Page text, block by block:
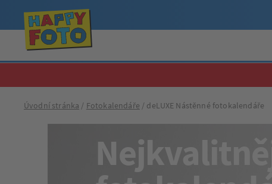
Úvodní stránka Fotokalendáře deLUXE Nástěnné fotokalendáře